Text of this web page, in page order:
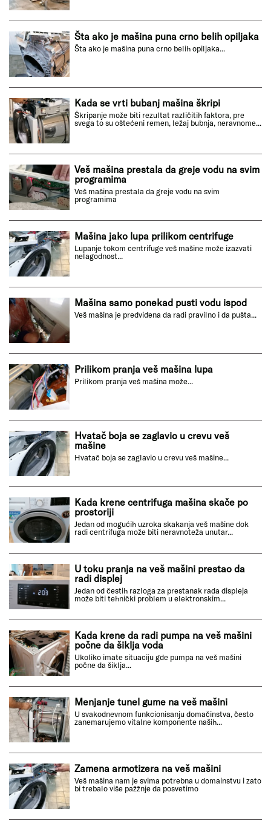
Šta ako je mašina puna crno belih opiljaka
Šta ako je mašina puna crno belih opiljaka...
Kada se vrti bubanj mašina škripi
Škripanje može biti rezultat različitih faktora, pre
svega to su oštećeni remen, ležaj bubnja, neravnome...
Veš mašina prestala da greje vodu na svim
programima
Veš mašina prestala da greje vodu na svim
programima
Mašina jako lupa prilikom centrifuge
Lupanje tokom centrifuge veš mašine može izazvati
nelagodnost...
Mašina samo ponekad pusti vodu ispod
Veš mašina je predviđena da radi pravilno i da pušta...
Prilikom pranja veš mašina lupa
Prilikom pranja veš mašina može...
Hvatač boja se zaglavio u crevu veš
mašine
Hvatač boja se zaglavio u crevu veš mašine...
Kada krene centrifuga mašina skače po
prostoriji
Jedan od mogućih uzroka skakanja veš mašine dok
radi centrifuga može biti neravnoteža unutar...
U toku pranja na veš mašini prestao da
radi displej
Jedan od čestih razloga za prestanak rada displeja
može biti tehnički problem u elektronskim...
Kada krene da radi pumpa na veš mašini
počne da šiklja voda
Ukoliko imate situaciju gde pumpa na veš mašini
počne da šiklja...
Menjanje tunel gume na veš mašini
U svakodnevnom funkcionisanju domačinstva, često
zanemarujemo vitalne komponente naših...
Zamena armotizera na veš mašini
Veš mašina nam je svima potrebna u domainstvu i zato
bi trebalo više pažžnje da posvetimo